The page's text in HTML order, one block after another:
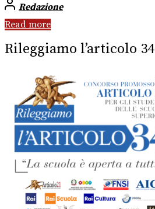
Redazione
Read more
Rileggiamo l’articolo 34